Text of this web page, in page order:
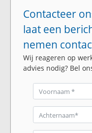
Contacteer
laat een
nemen
Wij reageren op
advies nodig? Bel